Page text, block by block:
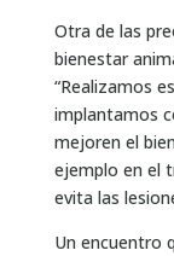
Otra de las
bienestar
“Realizamos
implantamos
mejoren el
ejemplo en el
evita las
Un encuentro